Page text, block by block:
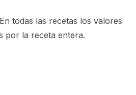
todas las recetas los valores
por la receta entera.